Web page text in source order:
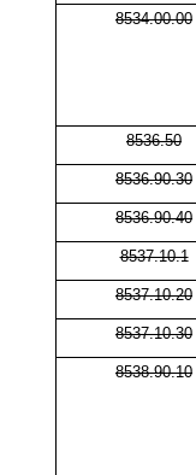
8534.00.00
8536.50
8536.90.30
8536.90.40
8537.10.1
8537.10.20
8537.10.30
8538.90.10